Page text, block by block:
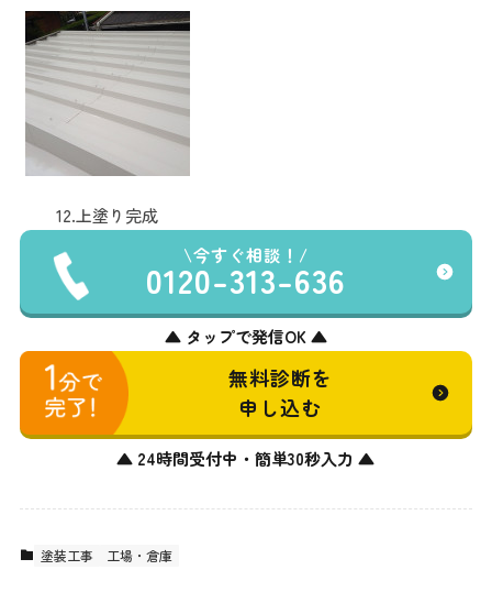
12.上塗り完成
今すぐ相談！
0120-313-636
▲ タップで発信OK ▲
無料診断を
申し込む
▲ 24時間受付中・簡単30秒入力 ▲
塗装工事 工場・倉庫